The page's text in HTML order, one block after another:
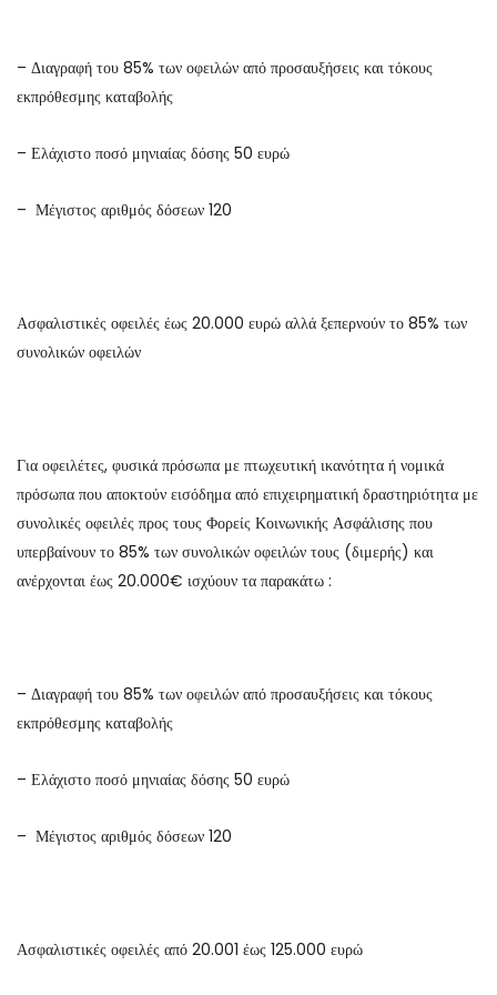
– Διαγραφή του 85% των οφειλών από προσαυξήσεις και τόκους
εκπρόθεσμης καταβολής
– Ελάχιστο ποσό μηνιαίας δόσης 50 ευρώ
– Μέγιστος αριθμός δόσεων 120
Ασφαλιστικές οφειλές έως 20.000 ευρώ αλλά ξεπερνούν το 85% των
συνολικών οφειλών
Για οφειλέτες, φυσικά πρόσωπα με πτωχευτική ικανότητα ή νομικά
πρόσωπα που αποκτούν εισόδημα από επιχειρηματική δραστηριότητα με
συνολικές οφειλές προς τους Φορείς Κοινωνικής Ασφάλισης που
υπερβαίνουν το 85% των συνολικών οφειλών τους (διμερής) και
ανέρχονται έως 20.000€ ισχύουν τα παρακάτω :
– Διαγραφή του 85% των οφειλών από προσαυξήσεις και τόκους
εκπρόθεσμης καταβολής
– Ελάχιστο ποσό μηνιαίας δόσης 50 ευρώ
– Μέγιστος αριθμός δόσεων 120
Ασφαλιστικές οφειλές από 20.001 έως 125.000 ευρώ